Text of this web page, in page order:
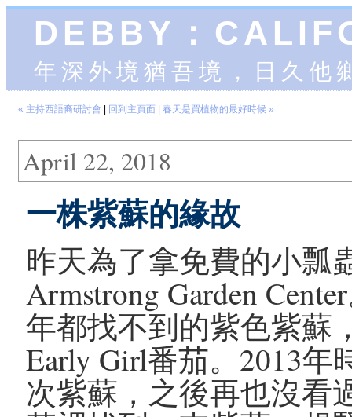
DEBBY：
年深外境猶吾境，日久
« 主持西語裔研討會 回到主頁面 春天是買植物的最好時候 »
April 22, 2018
一株紫蘇的緣故
昨天為了拿免費的小瓢
Armstrong Garden
年都找不到的紫色紫蘇
Early Girl番茄。2013
次紫蘇，之後再也沒看